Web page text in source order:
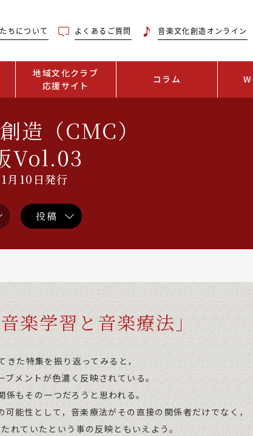
ちについて よくあるご質問 音楽文化創造オンライン
地域文化クラブ
応援サイト
コラム
造（CMC）
Vol.03
月10日発行
投稿
楽学習と音楽療法」
た特集を振り返ってみると，
ブメントが色濃く反映されている。
もその一つだろうと思われる。
能性として，音楽療法がその直接の関係者だけでなく，
れていたという事の反映ともいえよう。